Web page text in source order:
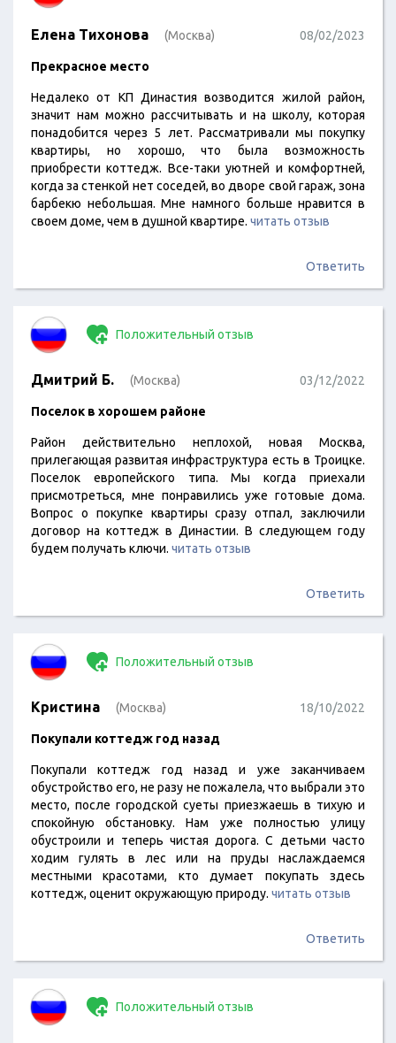
Елена Тихонова (Москва) 08/02/2023
Прекрасное место
Недалеко от КП Династия возводится жилой район,
значит нам можно рассчитывать и на школу, которая
понадобится через 5 лет. Рассматривали мы покупку
квартиры, но хорошо, что была возможность
приобрести коттедж. Все-таки уютней и комфортней,
когда за стенкой нет соседей, во дворе свой гараж, зона
барбекю небольшая. Мне намного больше нравится в
своем доме, чем в душной квартире. читать отзыв
Ответить
Положительный отзыв
Дмитрий Б. (Москва) 03/12/2022
Поселок в хорошем районе
Район действительно неплохой, новая Москва,
прилегающая развитая инфраструктура есть в Троицке.
Поселок европейского типа. Мы когда приехали
присмотреться, мне понравились уже готовые дома.
Вопрос о покупке квартиры сразу отпал, заключили
договор на коттедж в Династии. В следующем году
будем получать ключи. читать отзыв
Ответить
Положительный отзыв
Кристина (Москва) 18/10/2022
Покупали коттедж год назад
Покупали коттедж год назад и уже заканчиваем
обустройство его, не разу не пожалела, что выбрали это
место, после городской суеты приезжаешь в тихую и
спокойную обстановку. Нам уже полностью улицу
обустроили и теперь чистая дорога. С детьми часто
ходим гулять в лес или на пруды наслаждаемся
местными красотами, кто думает покупать здесь
коттедж, оценит окружающую природу. читать отзыв
Ответить
Положительный отзыв